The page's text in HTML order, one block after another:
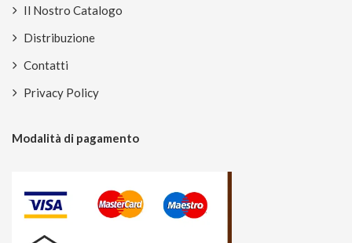
Il Nostro Catalogo
Distribuzione
Contatti
Privacy Policy
Modalità di pagamento